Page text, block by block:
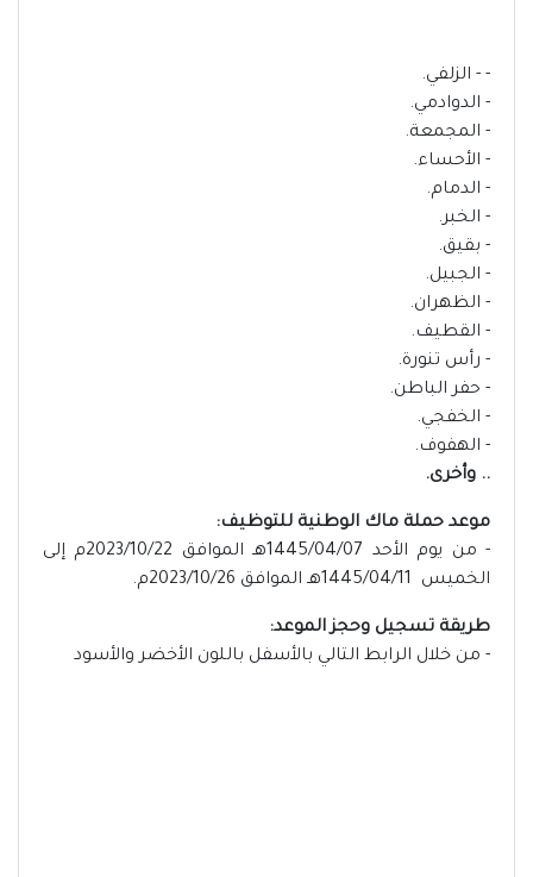
- - الزلفي.
- الدوادمي.
- المجمعة.
- الأحساء.
- الدمام.
- الخبر.
- بقيق.
- الجبيل.
- الظهران.
- القطيف.
- رأس تنورة.
- حفر الباطن.
- الخفجي.
- الهفوف.
.. وأخرى.
موعد حملة ماك الوطنية للتوظيف:
- من يوم الأحد 1445/04/07هـ الموافق 2023/10/22م إلى
الخميس 1445/04/11هـ الموافق 2023/10/26م.
طريقة تسجيل وحجز الموعد:
- من خلال الرابط التالي بالأسفل باللون الأخضر والأسود